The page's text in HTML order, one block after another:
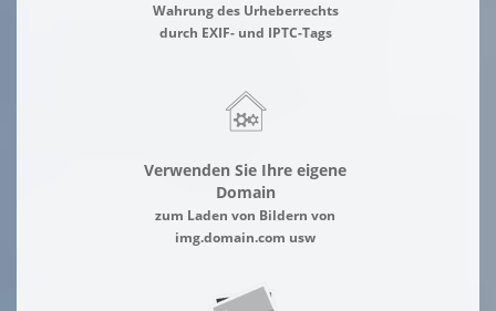
Wahrung des Urheberrechts
durch EXIF- und IPTC-Tags
Verwenden Sie Ihre eigene
Domain
zum Laden von Bildern von
img.domain.com usw